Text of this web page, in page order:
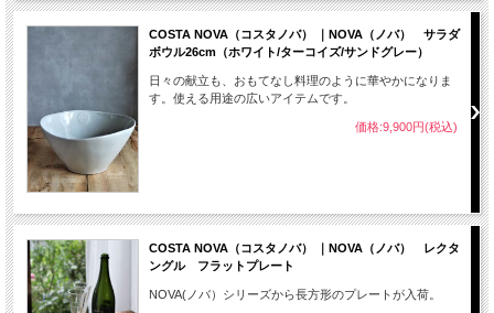
COSTA NOVA（コスタノバ） ｜NOVA（ノバ） サラダ
ボウル26cm（ホワイト/ターコイズ/サンドグレー）
日々の献立も、おもてなし料理のように華やかになりま
す。使える用途の広いアイテムです。
価格:9,900円(税込)
COSTA NOVA（コスタノバ） ｜NOVA（ノバ） レクタ
ングル フラットプレート
NOVA(ノバ）シリーズから長方形のプレートが入荷。